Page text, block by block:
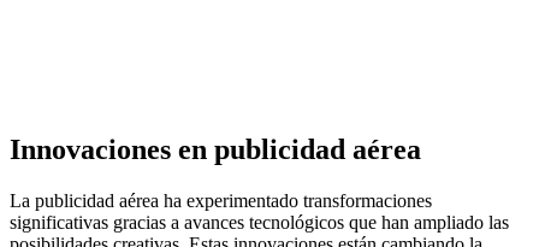
Innovaciones en publicidad aérea
La publicidad aérea ha experimentado transformaciones
significativas gracias a avances tecnológicos que han ampliado las